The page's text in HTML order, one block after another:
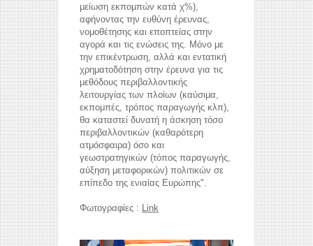
μείωση εκπομπών κατά χ%),
αφήνοντας την ευθύνη έρευνας,
νομοθέτησης και εποπτείας στην
αγορά και τις ενώσεις της. Μόνο με
την επικέντρωση, αλλά και εντατική
χρηματοδότηση στην έρευνα για τις
μεθόδους περιβαλλοντικής
λειτουργίας των πλοίων (καύσιμα,
εκπομπές, τρόπος παραγωγής κλπ),
θα καταστεί δυνατή η άσκηση τόσο
περιβαλλοντικών (καθαρότερη
ατμόσφαιρα) όσο και
γεωστρατηγικών (τόπος παραγωγής,
αύξηση μεταφορικών) πολιτικών σε
επίπεδο της ενιαίας Ευρώπης".
Φωτογραφίες : Link